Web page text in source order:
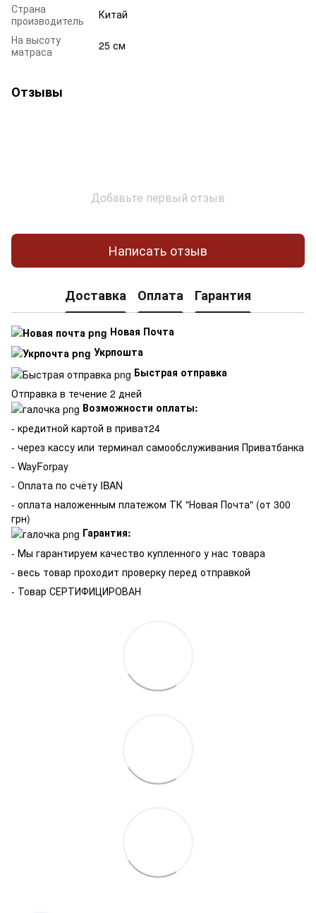
Страна
производитель
Китай
На высоту
матраса
25 см
Отзывы
Добавьте первый отзыв
Написать отзыв
Доставка Оплата Гарантия
Новая Почта
Укрпошта
Быстрая отправка
Отправка в течение 2 дней
Возможности оплаты:
- кредитной картой в приват24
- через кассу или терминал самообслуживания Приватбанка
- WayForpay
- Оплата по счёту IBAN
- оплата наложенным платежом ТК "Новая Почта" (от 300
грн)
Гарантия:
- Мы гарантируем качество купленного у нас товара
- весь товар проходит проверку перед отправкой
- Товар СЕРТИФИЦИРОВАН